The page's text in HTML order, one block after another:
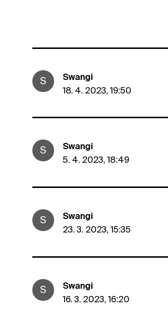
S
Swangi
18. 4. 2023, 19:50
S
Swangi
5. 4. 2023, 18:49
S
Swangi
23. 3. 2023, 15:35
S
Swangi
16. 3. 2023, 16:20